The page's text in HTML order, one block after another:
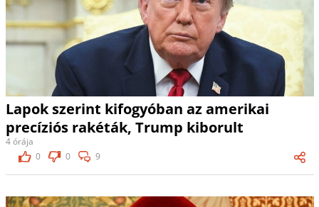
Lapok szerint kifogyóban az amerikai
precíziós rakéták, Trump kiborult
4 órája
0
0 9